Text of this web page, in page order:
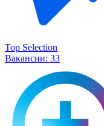
Top Selection
Вакансии: 33